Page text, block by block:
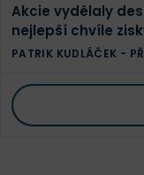
Akcie vydělaly
nejlepší chvíle
PATRIK KUDLÁČEK -